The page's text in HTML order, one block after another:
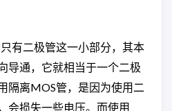
有二极管这一小部分，其本
导通，它就相当于一个二极
隔离MOS管，是因为使用二
会损失一些电压。而使用